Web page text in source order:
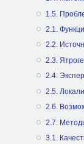
1.5.
2.1.
2.2.
2.3.
2.4.
2.5.
2.6.
2.7.
3.1.